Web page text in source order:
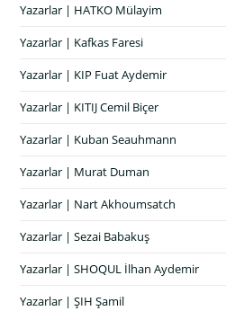
Yazarlar | HATKO Mülayim
Yazarlar | Kafkas Faresi
Yazarlar | KIP Fuat Aydemir
Yazarlar | KITIJ Cemil Biçer
Yazarlar | Kuban Seauhmann
Yazarlar | Murat Duman
Yazarlar | Nart Akhoumsatch
Yazarlar | Sezai Babakuş
Yazarlar | SHOQUL İlhan Aydemir
Yazarlar | ŞIH Şamil